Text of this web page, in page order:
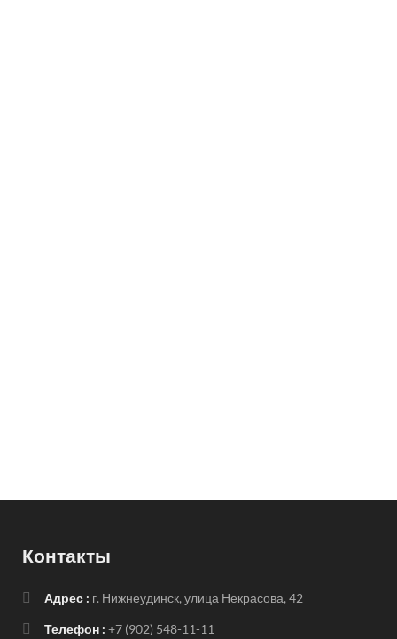
Контакты
Адрес : г. Нижнеудинск, улица Некрасова, 42
Телефон : +7 (902) 548-11-11